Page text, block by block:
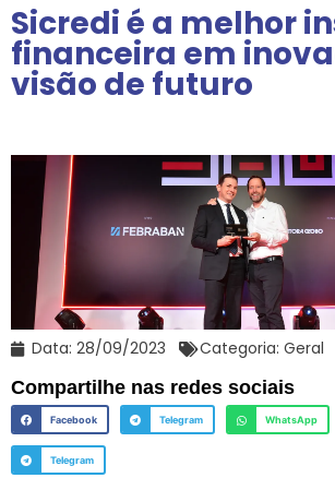
Sicredi é a melhor
financeira em
visão de futuro
Data: 28/09/2023 Categoria: Geral
Compartilhe nas redes sociais
Facebook Telegram WhatsApp
Telegram